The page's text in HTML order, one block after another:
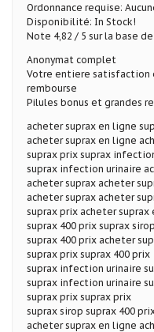
Ordonnance requise:
Disponibilité: In Stock!
Note 4,82 / 5 sur la base
Anonymat complet
Votre entiere satisfaction
rembourse
Pilules bonus et grandes
acheter suprax en ligne
acheter suprax en ligne
suprax prix suprax
suprax infection urinaire
acheter suprax acheter
acheter suprax acheter
suprax prix acheter suprax
suprax 400 prix suprax sirop
suprax 400 prix acheter
suprax prix suprax 400 prix
suprax infection urinaire
suprax infection urinaire
suprax prix suprax prix
suprax sirop suprax 400
acheter suprax en ligne